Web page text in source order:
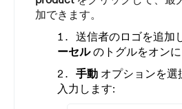
加できます。
送信者のロゴを追加
ーセルのトグルをオン
手動 オプションを選
入力します: